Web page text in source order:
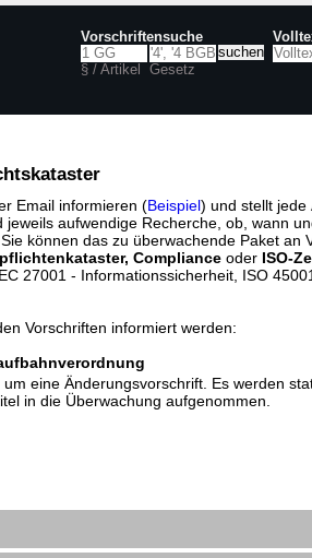
Vorschriftensuche
§ / Artikel Gesetz
Email informieren (Beispiel) und stellt jede
aufwendige Recherche, ob, wann
können das zu überwachende Paket an
Compliance oder ISO-
27001 - Informationssicherheit, ISO
Vorschriften informiert werden:
eine Änderungsvorschrift. Es werden
in die Überwachung aufgenommen.